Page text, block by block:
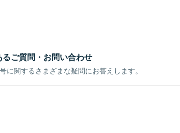
るご質問・お問い合わせ
に関するさまざまな疑問にお答えします。